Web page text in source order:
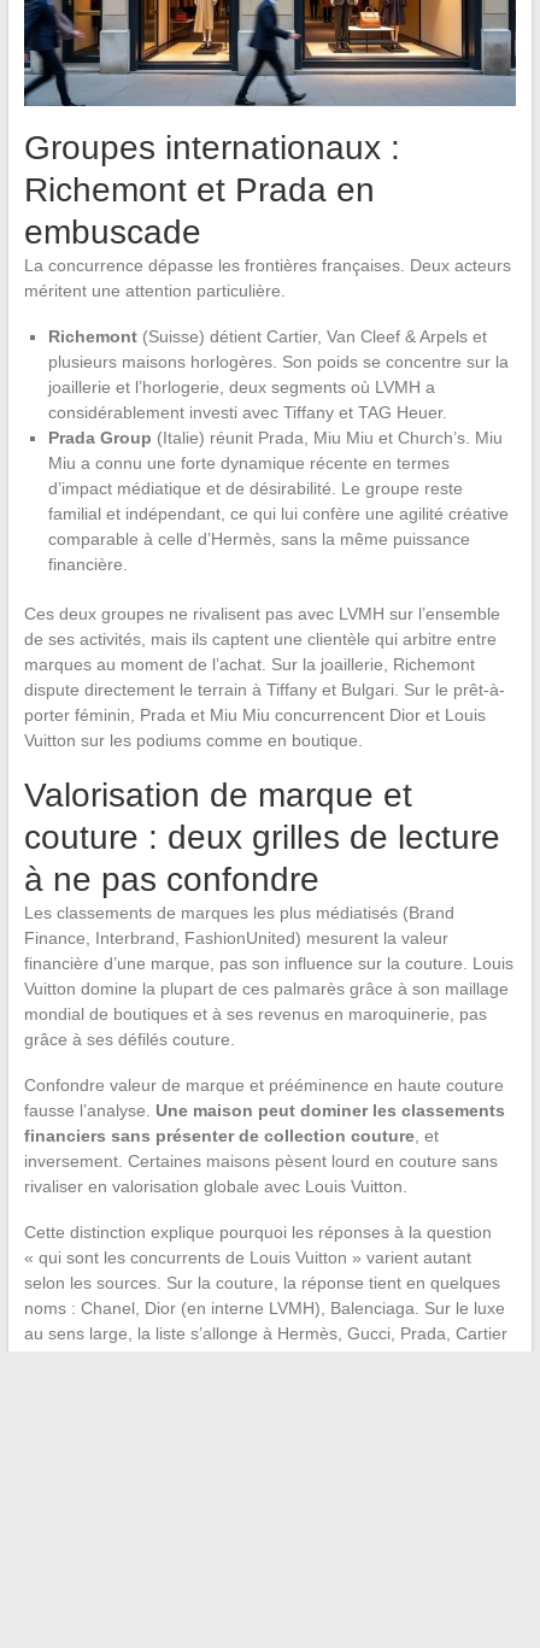
Groupes internationaux :
Richemont et Prada en
embuscade
La concurrence dépasse les frontières françaises. Deux acteurs
méritent une attention particulière.
Richemont(Suisse) détient Cartier, Van Cleef & Arpels et
plusieurs maisons horlogères. Son poids se concentre sur la
joaillerie et l’horlogerie, deux segments où LVMH a
considérablement investi avec Tiffany et TAG Heuer.
Prada Group (Italie) réunit Prada, Miu Miu et Church’s. Miu
Miu a connu une forte dynamique récente en termes
d’impact médiatique et de désirabilité. Le groupe reste
familial et indépendant, ce qui lui confère une agilité créative
comparable à celle d’Hermès, sans la même puissance
financière.
Ces deux groupes ne rivalisent pas avec LVMH sur l’ensemble
de ses activités, mais ils captent une clientèle qui arbitre entre
marques au moment de l’achat. Sur la joaillerie, Richemont
dispute directement le terrain à Tiffany et Bulgari. Sur le prêt-à-
porter féminin, Prada et Miu Miu concurrencent Dior et Louis
Vuitton sur les podiums comme en boutique.
Valorisation de marque et
couture : deux grilles de lecture
à ne pas confondre
Les classements de marques les plus médiatisés (Brand
Finance, Interbrand, FashionUnited) mesurent la valeur
financière d’une marque, pas son influence sur la couture. Louis
Vuitton domine la plupart de ces palmarès grâce à son maillage
mondial de boutiques et à ses revenus en maroquinerie, pas
grâce à ses défilés couture.
Confondre valeur de marque et prééminence en haute couture
fausse l’analyse. Une maison peut dominer les classements
financiers sans présenter de collection couture, et
inversement. Certaines maisons pèsent lourd en couture sans
rivaliser en valorisation globale avec Louis Vuitton.
Cette distinction explique pourquoi les réponses à la question
« qui sont les concurrents de Louis Vuitton » varient autant
selon les sources. Sur la couture, la réponse tient en quelques
noms : Chanel, Dior (en interne LVMH), Balenciaga. Sur le luxe
au sens large, la liste s’allonge à Hermès, Gucci, Prada, Cartier